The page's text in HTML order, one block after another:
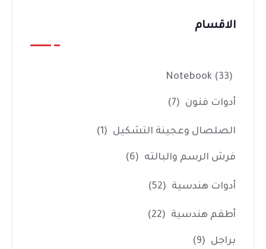
الاقسام
Notebook (33)
أدوات فنون (7)
الصلصال وعجينة التشكيل (1)
فرش الرسم والبالته (6)
أدوات هندسية (52)
أطقم هندسية (22)
براجل (9)